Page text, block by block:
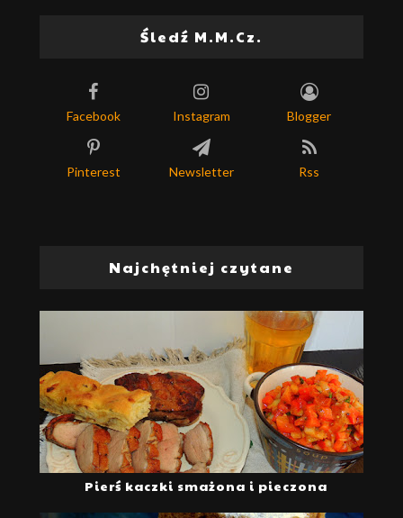
Śledź M.M.Cz.
Facebook Instagram Blogger
Pinterest Newsletter Rss
Najchętniej czytane
Pierś kaczki smażona i pieczona